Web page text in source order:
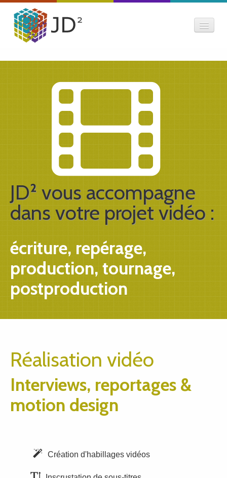
Création Audiovisuelle
E-Expertise
E-Éditorial
JD² vous accompagne
dans votre projet vidéo :
écriture, repérage,
production, tournage,
postproduction
Réalisation vidéo
Interviews, reportages &
motion design
Création d'habillages vidéos